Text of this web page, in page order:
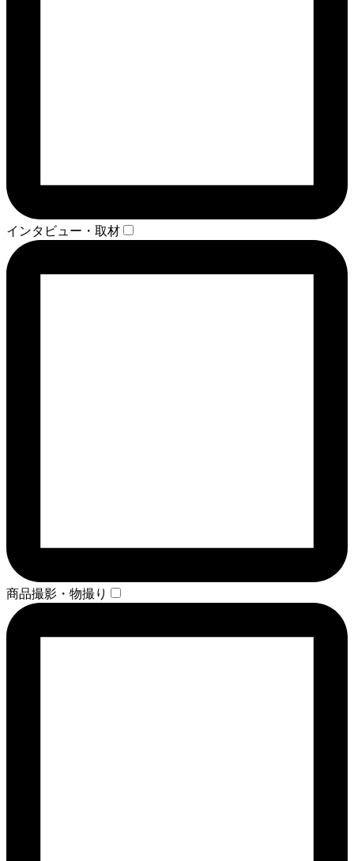
インタビュー・取材
商品撮影・物撮り